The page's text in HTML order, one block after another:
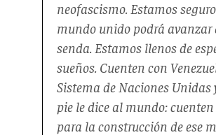
neofascismo. Estamos
mundo unido podrá avanzar
senda. Estamos llenos de
sueños. Cuenten con
Sistema de Naciones Unidas
pie le dice al mundo:
para la construcción de ese